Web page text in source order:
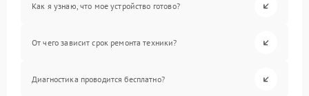
Как я узнаю, что мое устройство готово?
От чего зависит срок ремонта техники?
Диагностика проводится бесплатно?